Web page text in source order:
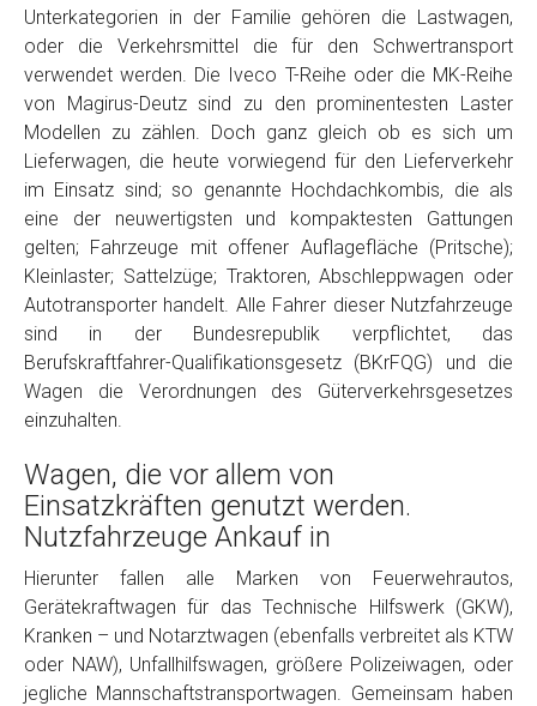
PLZ und Ort
Foto Nr. 1
Foto Nr. 2
Foto Nr. 3
Sonstiges
Fertig
Wie viel ist 10+2 ?
Unterkategorien in der Familie gehören die Lastwagen,
oder die Verkehrsmittel die für den Schwertransport
verwendet werden. Die Iveco T-Reihe oder die MK-Reihe
von Magirus-Deutz sind zu den prominentesten Laster
Modellen zu zählen. Doch ganz gleich ob es sich um
Lieferwagen, die heute vorwiegend für den Lieferverkehr
im Einsatz sind; so genannte Hochdachkombis, die als
eine der neuwertigsten und kompaktesten Gattungen
gelten; Fahrzeuge mit offener Auflagefläche (Pritsche);
Kleinlaster; Sattelzüge; Traktoren, Abschleppwagen oder
Autotransporter handelt. Alle Fahrer dieser Nutzfahrzeuge
sind in der Bundesrepublik verpflichtet, das
Berufskraftfahrer-Qualifikationsgesetz (BKrFQG) und die
Wagen die Verordnungen des Güterverkehrsgesetzes
einzuhalten.
Wagen, die vor allem von
Einsatzkräften genutzt werden.
Nutzfahrzeuge Ankauf in
Hierunter fallen alle Marken von Feuerwehrautos,
Gerätekraftwagen für das Technische Hilfswerk (GKW),
Kranken – und Notarztwagen (ebenfalls verbreitet als KTW
oder NAW), Unfallhilfswagen, größere Polizeiwagen, oder
jegliche Mannschaftstransportwagen. Gemeinsam haben